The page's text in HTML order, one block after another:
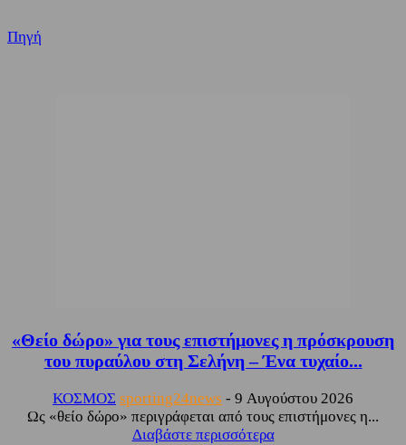
Πηγή
«Θείο δώρο» για τους επιστήμονες η πρόσκρουση
του πυραύλου στη Σελήνη – Ένα τυχαίο...
ΚΟΣΜΟΣ sporting24news - 9 Αυγούστου 2026
Ως «θείο δώρο» περιγράφεται από τους επιστήμονες η...
Διαβάστε περισσότερα